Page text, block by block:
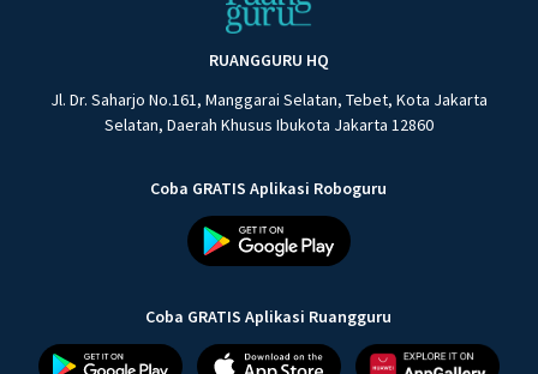
RUANGGURU HQ
Jl. Dr. Saharjo No.161, Manggarai Selatan, Tebet, Kota Jakarta
Selatan, Daerah Khusus Ibukota Jakarta 12860
Coba GRATIS Aplikasi Roboguru
Coba GRATIS Aplikasi Ruangguru